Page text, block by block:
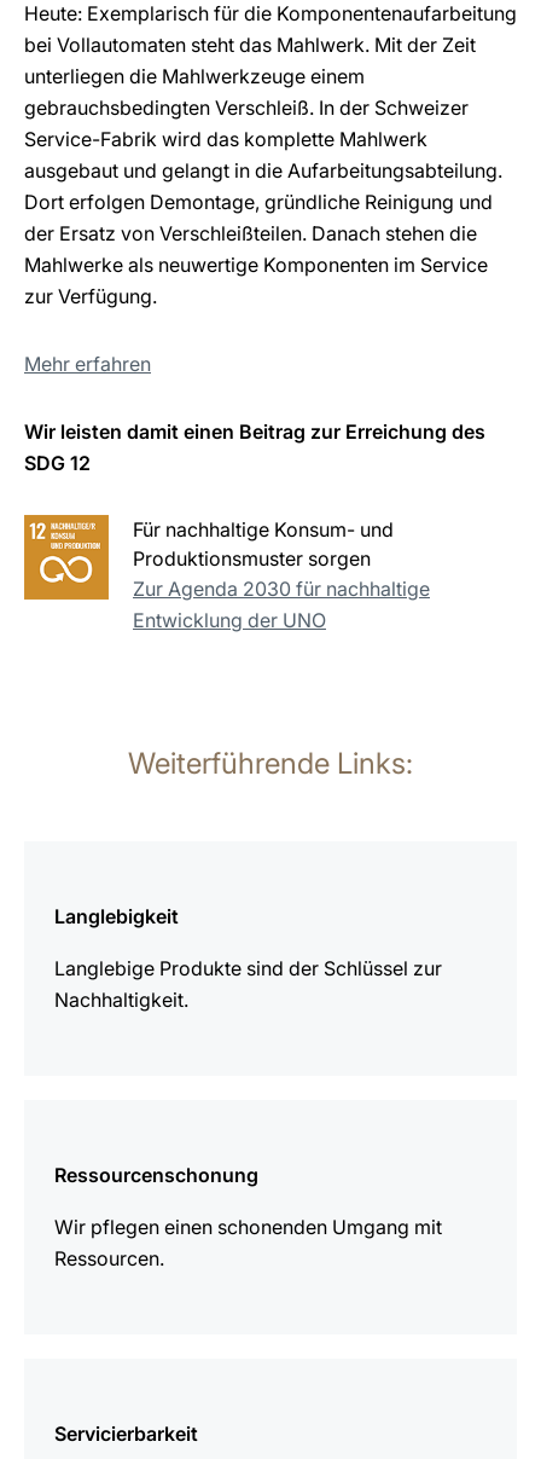
Heute: Exemplarisch für die Komponentenaufarbeitung
bei Vollautomaten steht das Mahlwerk. Mit der Zeit
unterliegen die Mahlwerkzeuge einem
gebrauchsbedingten Verschleiß. In der Schweizer
Service-Fabrik wird das komplette Mahlwerk
ausgebaut und gelangt in die Aufarbeitungsabteilung.
Dort erfolgen Demontage, gründliche Reinigung und
der Ersatz von Verschleißteilen. Danach stehen die
Mahlwerke als neuwertige Komponenten im Service
zur Verfügung.
Mehr erfahren
Wir leisten damit einen Beitrag zur Erreichung des
SDG 12
Für nachhaltige Konsum- und
Produktionsmuster sorgen
Zur Agenda 2030 für nachhaltige
Entwicklung der UNO
Weiterführende Links:
Langlebigkeit
Langlebige Produkte sind der Schlüssel zur
Nachhaltigkeit.
Ressourcenschonung
Wir pflegen einen schonenden Umgang mit
Ressourcen.
Servicierbarkeit